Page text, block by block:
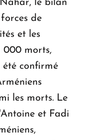
le bilan
de
et les
000 morts,
été confirmé
les morts. Le
et Fadi